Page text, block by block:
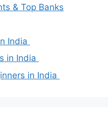
& Top Banks
India
in India
in India